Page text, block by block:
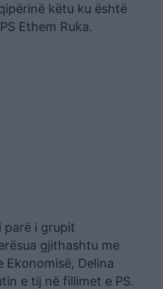
këtu ku është
Ethem Ruka.
parë i grupit
gjithashtu me
Ekonomisë, Delina
e tij në fillimet e PS.